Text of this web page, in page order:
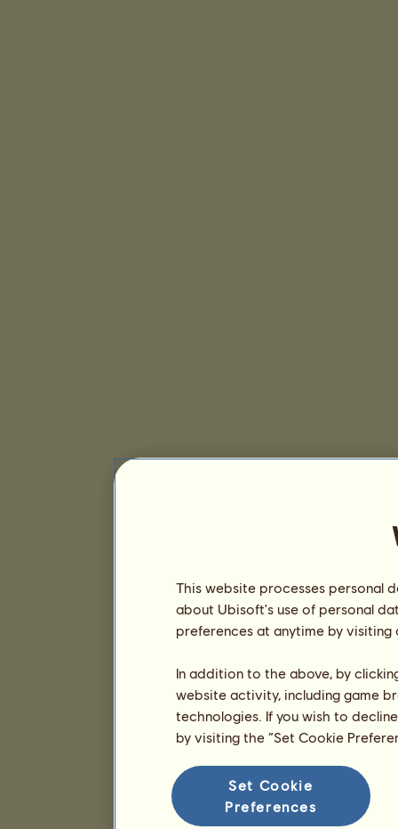
This website processes personal
about Ubisoft's use of personal
preferences at anytime by
In addition to the above, by
website activity, including game
technologies. If you wish to
by visiting the “Set Cookie
Set Cookie
Preferences